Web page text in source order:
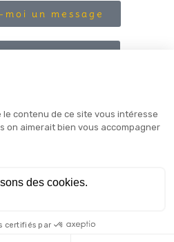
moi un message
RV découverte
pour vous garantir la meilleure
que vous en êtes satisfait.